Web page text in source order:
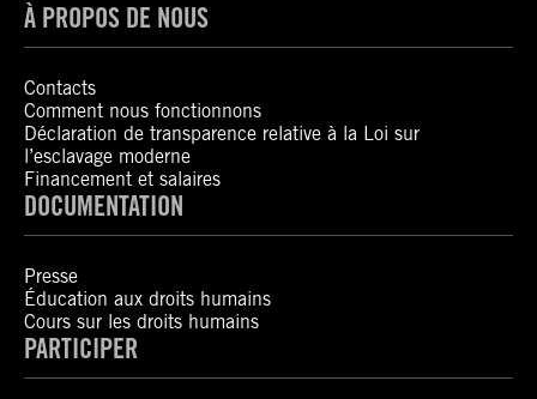
À PROPOS DE NOUS
Contacts
Comment nous fonctionnons
Déclaration de transparence relative à la Loi sur
l’esclavage moderne
Financement et salaires
DOCUMENTATION
Presse
Éducation aux droits humains
Cours sur les droits humains
PARTICIPER